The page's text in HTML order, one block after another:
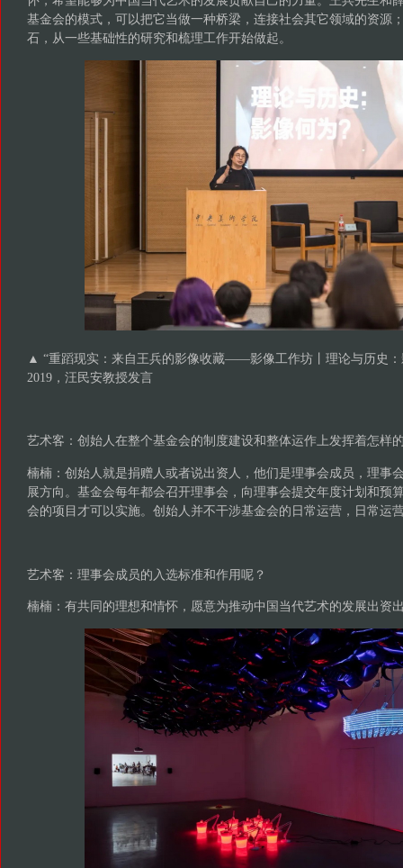
基金会的模式，可以把它当做一种桥梁，连接社会其它领域的资源
石，从一些基础性的研究和梳理工作开始做起。
▲ “重蹈现实：来自王兵的影像收藏——影像工作坊丨理论与历史：
2019，汪民安教授发言
艺术客：创始人在整个基金会的制度建设和整体运作上发挥着怎样
楠楠：创始人就是捐赠人或者说出资人，他们是理事会成员，理事
展方向。基金会每年都会召开理事会，向理事会提交年度计划和预
会的项目才可以实施。创始人并不干涉基金会的日常运营，日常运
艺术客：理事会成员的入选标准和作用呢？
楠楠：有共同的理想和情怀，愿意为推动中国当代艺术的发展出资